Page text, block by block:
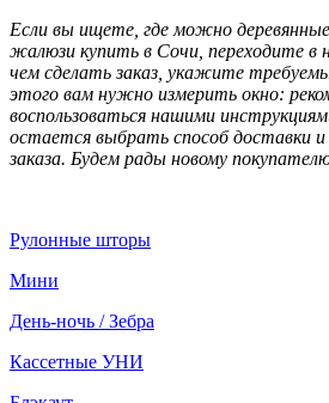
Если вы ищете, где можно
жалюзи купить в Сочи, переходите
чем сделать заказ, укажите
этого вам нужно измерить окно:
воспользоваться нашими
остается выбрать способ доставки
заказа. Будем рады новому
Рулонные шторы
Мини
День-ночь / Зебра
Кассетные УНИ